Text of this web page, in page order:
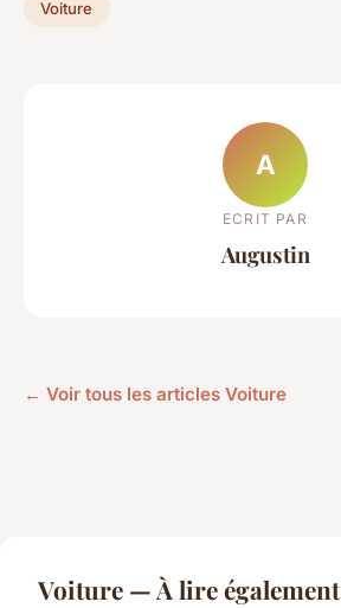
Voiture
A
ECRIT PAR
Augustin
← Voir tous les articles Voiture
Voiture — À lire également